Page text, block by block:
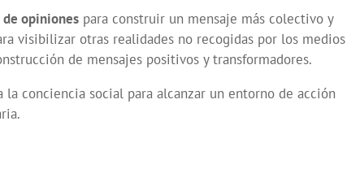
opinionespara construir un mensaje más colectivo y
visibilizar otras realidades no recogidas por los medios
de mensajes positivos y transformadores.
conciencia social para alcanzar un entorno de acción